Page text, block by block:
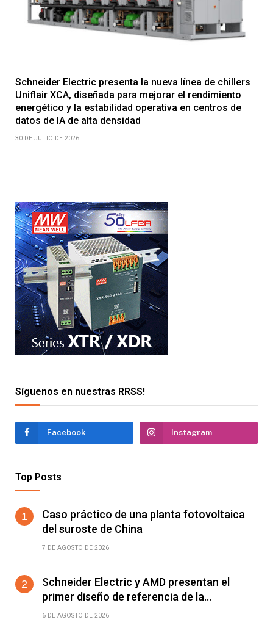
Schneider Electric presenta la nueva línea de chillers
Uniflair XCA, diseñada para mejorar el rendimiento
energético y la estabilidad operativa en centros de
datos de IA de alta densidad
30 DE JULIO DE 2026
Síguenos en nuestras RRSS!
Facebook Instagram
Top Posts
Caso práctico de una planta fotovoltaica
del suroste de China
7 DE AGOSTO DE 2026
Schneider Electric y AMD presentan el
primer diseño de referencia de la
plataforma Helios para acelerar el
6 DE AGOSTO DE 2026